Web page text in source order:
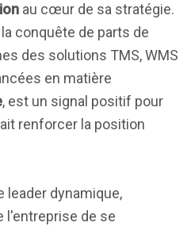
au cœur de sa stratégie.
conquête de parts de
des solutions TMS, WMS
en matière
, est un signal positif pour
renforcer la position
leader dynamique,
l'entreprise de se